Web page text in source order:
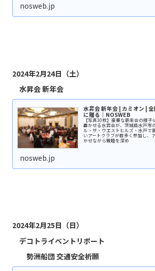
nosweb.jp
2024年2月24日（土）
水昇会 新年会
水昇会 新年会 | カミオン |
に贈る｜NOSWEB
【写真30枚】豪華な新年会の様
轟かせる水昇会が、茨城県水戸市
ル・ザ・ウエストヒルズ・水戸で
いアートクラブが数多く参加し、
かせながら親睦を深め
nosweb.jp
2024年2月25日（日）
デコトライベントリポート
勢洲船団 交通安全祈願